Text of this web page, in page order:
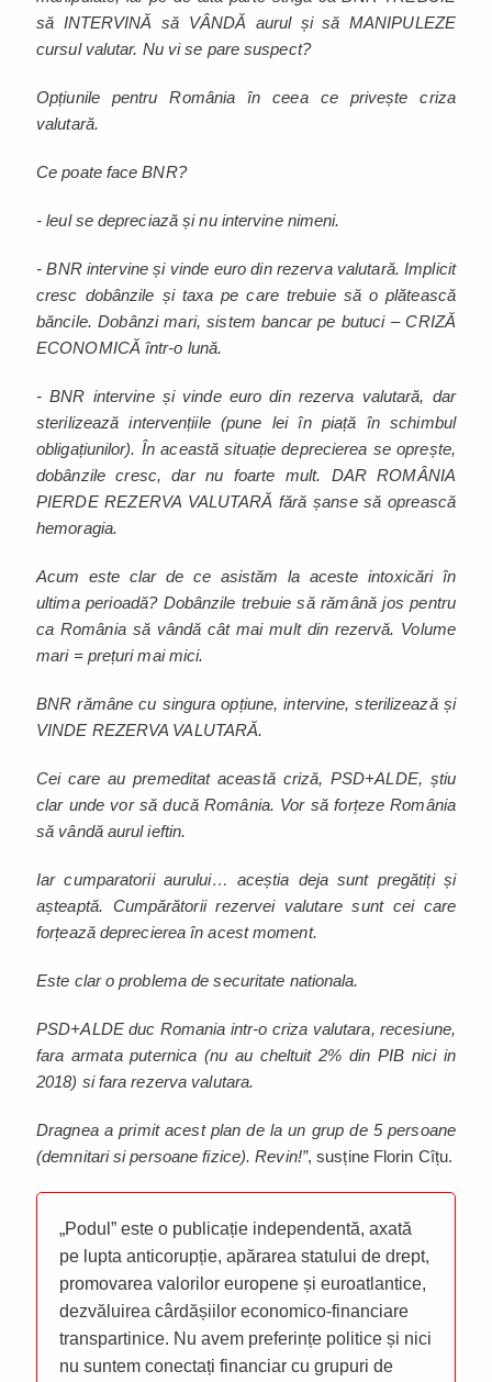
să INTERVINĂ să VÂNDĂ aurul și să MANIPULEZE
cursul valutar. Nu vi se pare suspect?
Opțiunile pentru România în ceea ce privește criza
valutară.
Ce poate face BNR?
- leul se depreciază și nu intervine nimeni.
- BNR intervine și vinde euro din rezerva valutară. Implicit
cresc dobânzile și taxa pe care trebuie să o plătească
băncile. Dobânzi mari, sistem bancar pe butuci – CRIZĂ
ECONOMICĂ într-o lună.
- BNR intervine și vinde euro din rezerva valutară, dar
sterilizează intervențiile (pune lei în piață în schimbul
obligațiunilor). În această situație deprecierea se oprește,
dobânzile cresc, dar nu foarte mult. DAR ROMÂNIA
PIERDE REZERVA VALUTARĂ fără șanse să oprească
hemoragia.
Acum este clar de ce asistăm la aceste intoxicări în
ultima perioadă? Dobânzile trebuie să rămână jos pentru
ca România să vândă cât mai mult din rezervă. Volume
mari = prețuri mai mici.
BNR rămâne cu singura opțiune, intervine, sterilizează și
VINDE REZERVA VALUTARĂ.
Cei care au premeditat această criză, PSD+ALDE, știu
clar unde vor să ducă România. Vor să forțeze România
să vândă aurul ieftin.
Iar cumparatorii aurului… aceștia deja sunt pregătiți și
așteaptă. Cumpărătorii rezervei valutare sunt cei care
forțează deprecierea în acest moment.
Este clar o problema de securitate nationala.
PSD+ALDE duc Romania intr-o criza valutara, recesiune,
fara armata puternica (nu au cheltuit 2% din PIB nici in
2018) si fara rezerva valutara.
Dragnea a primit acest plan de la un grup de 5 persoane
(demnitari si persoane fizice). Revin!”, susține Florin Cîțu.
„Podul” este o publicație independentă, axată
pe lupta anticorupție, apărarea statului de drept,
promovarea valorilor europene și euroatlantice,
dezvăluirea cârdășiilor economico-financiare
transpartinice. Nu avem preferințe politice și nici
nu suntem conectați financiar cu grupuri de